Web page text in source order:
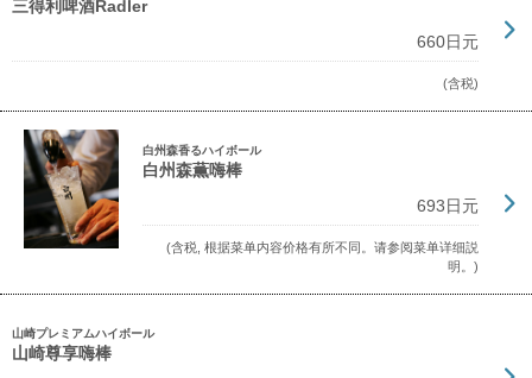
三得利啤酒Radler
660日元
(含税)
白州森香るハイボール
白州森薫嗨棒
693日元
(含税, 根据菜单内容价格有所不同。请参阅菜单详细説
明。)
山崎プレミアムハイボール
山崎尊享嗨棒